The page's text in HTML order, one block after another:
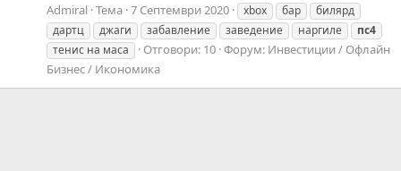
Admiral Тема 7 Септември 2020 xbox бар
билярд
дартц
джаги забавление заведение наргиле
пс4
тенис на маса
Отговори: 10 Форум: Инвестиции / Офлайн
Бизнес / Икономика